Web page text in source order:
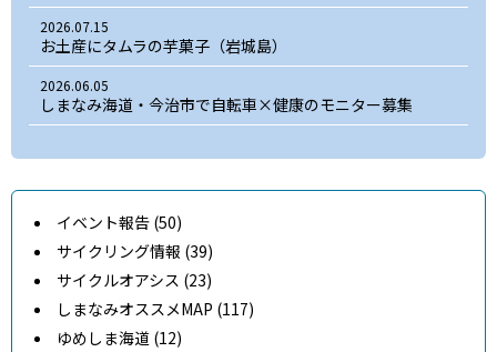
2026.07.15
お土産にタムラの芋菓子（岩城島）
2026.06.05
しまなみ海道・今治市で自転車×健康のモニター募集
イベント報告 (50)
サイクリング情報 (39)
サイクルオアシス (23)
しまなみオススメMAP (117)
ゆめしま海道 (12)